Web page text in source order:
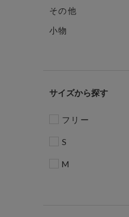
その他
小物
サイズ
フリー
S
M